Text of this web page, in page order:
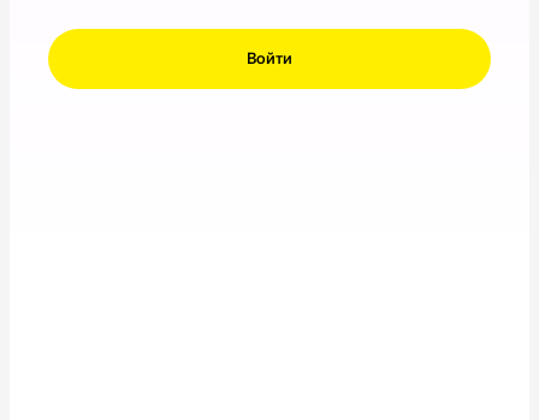
Войти